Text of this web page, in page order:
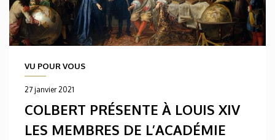
VU POUR VOUS
27 janvier 2021
COLBERT PRÉSENTE À LOUIS XIV
LES MEMBRES DE L’ACADÉMIE